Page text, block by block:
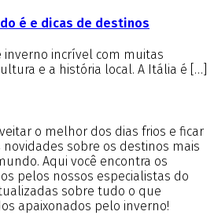
é e dicas de destinos
inverno incrível com muitas
e a história local. A Itália é […]
o melhor dos dias frios e ficar
sobre os destinos mais
Aqui você encontra os
pelos nossos especialistas do
sobre tudo o que
apaixonados pelo inverno!